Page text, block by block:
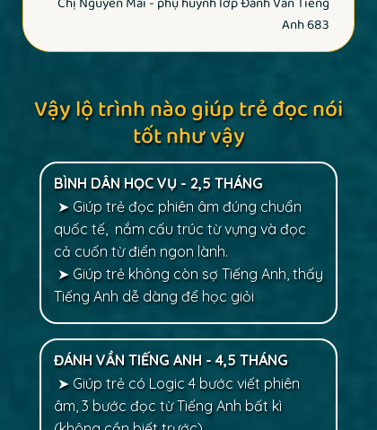
Anh 683
Vậy lộ trình nào giúp trẻ đọc nói
tốt như vậy
BÌNH DÂN HỌC VỤ - 2,5 THÁNG
➤ Giúp trẻ đọc phiên âm đúng chuẩn
quốc tế, nắm cấu trúc từ vựng và đọc
cả cuốn từ điển ngon lành.
➤ Giúp trẻ không còn sợ Tiếng Anh, thấy
Tiếng Anh dễ dàng để học giỏi
ĐÁNH VẦN TIẾNG ANH - 4,5 THÁNG
➤ Giúp trẻ có Logic 4 bước viết phiên
âm, 3 bước đọc từ Tiếng Anh bất kì